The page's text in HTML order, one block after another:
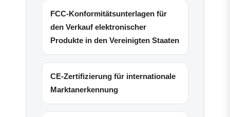
FCC-Konformitätsunterlagen für
den Verkauf elektronischer
Produkte in den Vereinigten Staaten
CE-Zertifizierung für internationale
Marktanerkennung